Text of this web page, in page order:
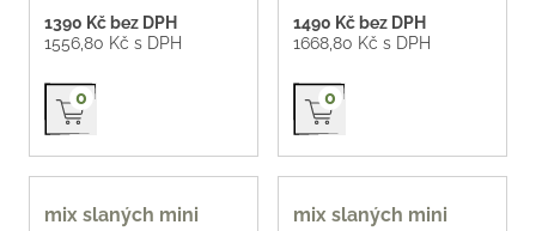
1390 Kč bez DPH
1556,80 Kč s DPH
Přidat do košíku
0
1490 Kč bez DPH
1668,80 Kč s DPH
Přidat do košíku
0
z naší pekárny 77 Kč /
mix slaných mini
z naší pekárny 77 Kč /
mix slaných mini